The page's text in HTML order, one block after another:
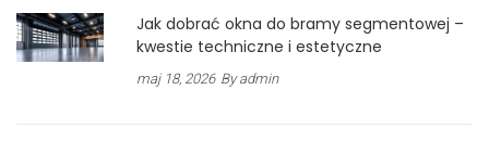
Jak dobrać okna do bramy segmentowej –
kwestie techniczne i estetyczne
maj 18, 2026 By admin